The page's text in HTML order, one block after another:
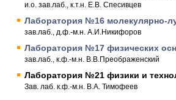
и.о. зав.лаб., к.т.н. Е.В. Спесивцев
Лаборатория №16 молекулярно-
зав.лаб., д.ф.-м.н. А.И.Никифоров
Лаборатория №17 физических
зав.лаб., к.ф.-м.н. В.В.Преображенский
Лаборатория №21 физики и
Зав. лаб. к.ф.-м.н. В.А. Тимофеев